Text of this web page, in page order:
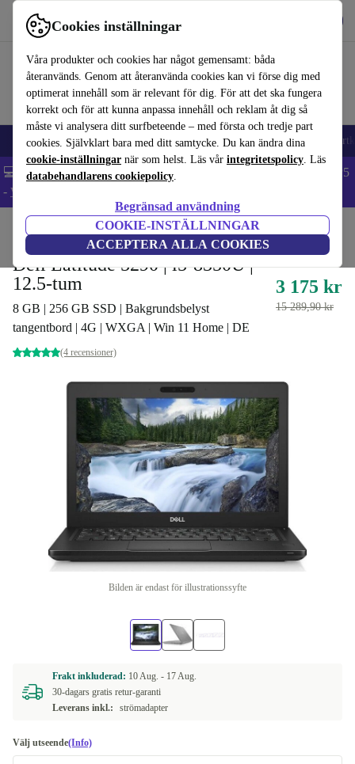
Cookies inställningar
Våra produkter och cookies har något gemensamt: båda
återanvänds. Genom att återanvända cookies kan vi förse dig med
optimerat innehåll som är relevant för dig. För att det ska fungera
korrekt och för att kunna anpassa innehåll och reklam åt dig så
måste vi analysera ditt surfbeteende – med första och tredje part
cookies. Självklart bara med ditt samtycke. Du kan ändra dina
cookie-inställningar när som helst. Läs vår integritetspolicy. Läs
databehandlarens cookiepolicy.
Begränsad användning
COOKIE-INSTÄLLNINGAR
ACCEPTERA ALLA COOKIES
Använd refurbed snabbt och enkelt
🎒 Back to school Mobiltelefoner Bärbara datorer Surfplattor
💻 Extra 5% rabatt på alla MacBooks och laptops - Code: LAPTOP5
- Villkor
Laptops Dell bärbara datorer
Dell Latitude 5290 | i5-8350U |
12.5-tum
8 GB | 256 GB SSD | Bakgrundsbelyst
tangentbord | 4G | WXGA | Win 11 Home | DE
(4 recensioner)
3 175 kr
15 289,90 kr
Bilden är endast för illustrationssyfte
Frakt inkluderad: 10 Aug. - 17 Aug.
30-dagars gratis retur-garanti
Leverans inkl.:
strömadapter
Välj utseende(Info)